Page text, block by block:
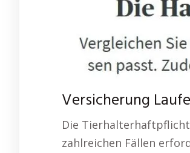
Versicherung
Die
zahlreichen Fällen